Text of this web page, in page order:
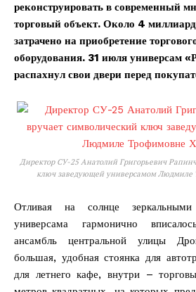
реконструировать в современный
торговый объект. Около 4
затрачено на приобретение
оборудования. 31 июля универсам
распахнул свои двери перед
Директор СУ-25 Анатолий Григорьевич
ключ заведующей универсамом Людмиле
Отливая на солнце
универсама гармонично
ансамбль центральной улицы
большая, удобная стоянка для
для летнего кафе, внутри –